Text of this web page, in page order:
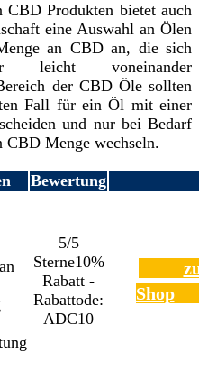
Produkten bietet auch
eine Auswahl an Ölen
an CBD an, die sich
leicht voneinander
der CBD Öle sollten
Fall für ein Öl mit einer
und nur bei Bedarf
CBD Menge wechseln.
Bewertung
5/5
Sterne10%
Rabatt -
Rabattode:
ADC10
Shop